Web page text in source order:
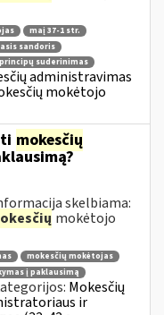
maį 37-1 str.
sandoris
suderinimas
administravimas
mokėtojo
mokesčių
skelbiama:
mokėtojo
mokesčių mokėtojas
į paklausimą
Mokesčių
ir